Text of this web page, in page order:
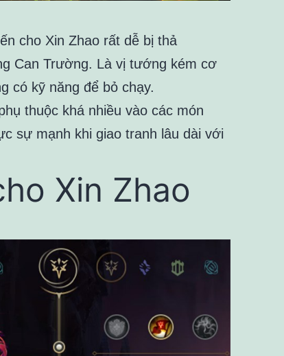
cho Xin Zhao rất dễ bị thả
Can Trường. Là vị tướng kém cơ
có kỹ năng để bỏ chạy.
thuộc khá nhiều vào các món
sự mạnh khi giao tranh lâu dài với
Xin Zhao